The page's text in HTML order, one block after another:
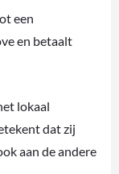
een
en betaalt
lokaal
dat zij
aan de andere